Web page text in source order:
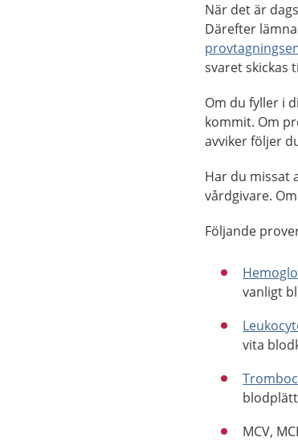
När det är
Därefter
svaret skickas
Om du fyller i
kommit. Om
avviker följer
Har du missat
vårdgivare.
Följande
vanligt
vita
MCV,